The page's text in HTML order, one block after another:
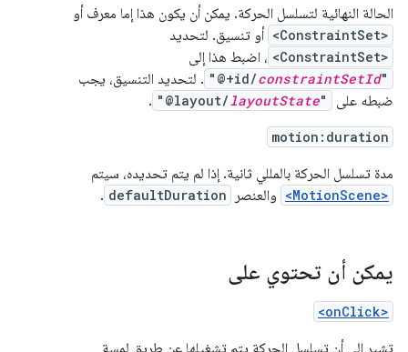
الحالة النهائية لتسلسل الحركة. يمكن أن يكون هذا إما معرف أو
<ConstraintSet> أو تنسيق. لتحديد
<ConstraintSet> ، اضبط هذا إلى
"@+id/constraintSetId"
. لتحديد التنسيق، يجب
ضبطه على
"@layout/layoutState"
.
motion:duration
مدة تسلسل الحركة بالمللي ثانية. إذا لم يتم تحديده، سيتم
<MotionScene> والعنصر defaultDuration
.
يمكن أن تحتوي على
<onClick>
تشير إلى أن تسلسل الحركة يتم تشغيلها عن طريق لمسة